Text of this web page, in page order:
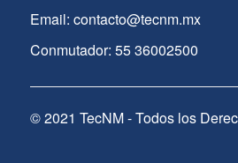
Email: contacto@tecnm.mx
Conmutador: 55 36002500
© 2021 TecNM - Todos los